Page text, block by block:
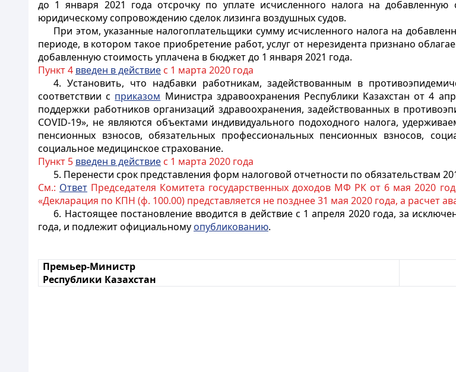
до 1 января 2021 года отсрочку по уплате исчисленного налога на
юридическому сопровождению сделок лизинга воздушных судов.
При этом, указанные налогоплательщики сумму исчисленного налога на
периоде, в котором такое приобретение работ, услуг от нерезидента признано
добавленную стоимость уплачена в бюджет до 1 января 2021 года.
Пункт 4 введен в действие с 1 марта 2020 года
4. Установить, что надбавки работникам, задействованным в
соответствии с приказом Министра здравоохранения Республики Казахстан от 4
поддержки работников организаций здравоохранения, задействованных в
COVID-19», не являются объектами индивидуального подоходного налога,
пенсионных взносов, обязательных профессиональных пенсионных взносов,
социальное медицинское страхование.
Пункт 5 введен в действие с 1 марта 2020 года
5. Перенести срок представления форм налоговой отчетности по обязательствам
См.: Ответ Председателя Комитета государственных доходов МФ РК от 6 мая 2020
«Декларация по КПН (ф. 100.00) представляется не позднее 31 мая 2020 года, а расчет
6. Настоящее постановление вводится в действие с 1 апреля 2020 года, за
года, и подлежит официальному опубликованию.
Премьер-Министр
Республики Казахстан